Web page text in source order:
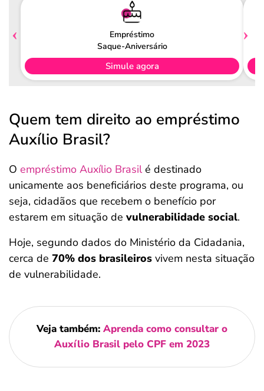
Empréstimo
Saque-Aniversário
Simule agora
Quem tem direito ao empréstimo
Auxílio Brasil?
O empréstimo Auxílio Brasilé destinado
unicamente aos beneficiários deste programa, ou
seja, cidadãos que recebem o benefício por
estarem em situação de vulnerabilidade social.
Hoje, segundo dados do Ministério da Cidadania,
cerca de 70% dos brasileiros vivem nesta situação
de vulnerabilidade.
Veja também: Aprenda como consultar o
Auxílio Brasil pelo CPF em 2023